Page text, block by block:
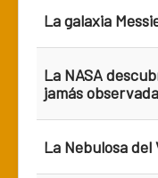
La galaxia
La NASA
jamás observada
La Nebulosa del